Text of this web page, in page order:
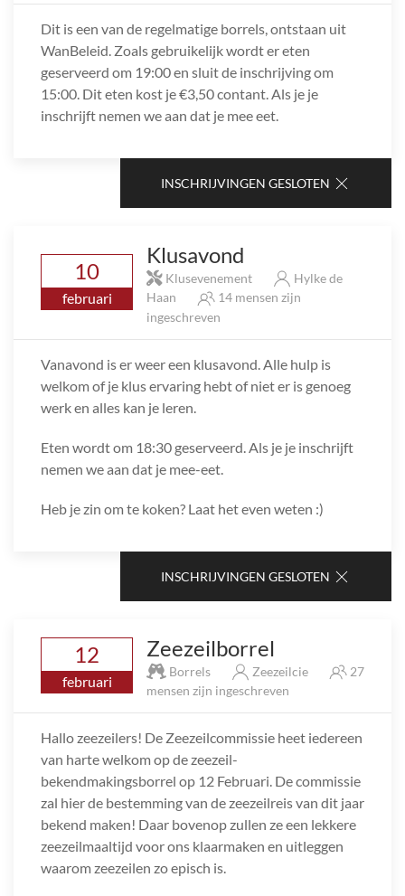
Dit is een van de regelmatige borrels, ontstaan uit
WanBeleid. Zoals gebruikelijk wordt er eten
geserveerd om 19:00 en sluit de inschrijving om
15:00. Dit eten kost je €3,50 contant. Als je je
inschrijft nemen we aan dat je mee eet.
INSCHRIJVINGEN GESLOTEN
10
februari
Klusavond
Klusevenement
Hylke de
Haan
14 mensen zijn
ingeschreven
Vanavond is er weer een klusavond. Alle hulp is
welkom of je klus ervaring hebt of niet er is genoeg
werk en alles kan je leren.
Eten wordt om 18:30 geserveerd. Als je je inschrijft
nemen we aan dat je mee-eet.
Heb je zin om te koken? Laat het even weten :)
INSCHRIJVINGEN GESLOTEN
12
februari
Zeezeilborrel
Borrels Zeezeilcie
27
mensen zijn ingeschreven
Hallo zeezeilers! De Zeezeilcommissie heet iedereen
van harte welkom op de zeezeil-
bekendmakingsborrel op 12 Februari. De commissie
zal hier de bestemming van de zeezeilreis van dit jaar
bekend maken! Daar bovenop zullen ze een lekkere
zeezeilmaaltijd voor ons klaarmaken en uitleggen
waarom zeezeilen zo episch is.